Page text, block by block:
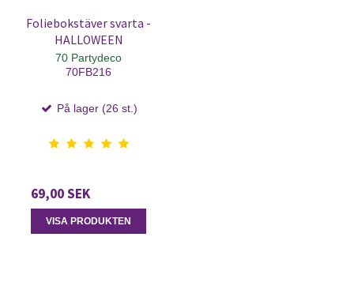
Foliebokstäver svarta -
HALLOWEEN
70 Partydeco
70FB216
På lager (26 st.)
69,00 SEK
VISA PRODUKTEN